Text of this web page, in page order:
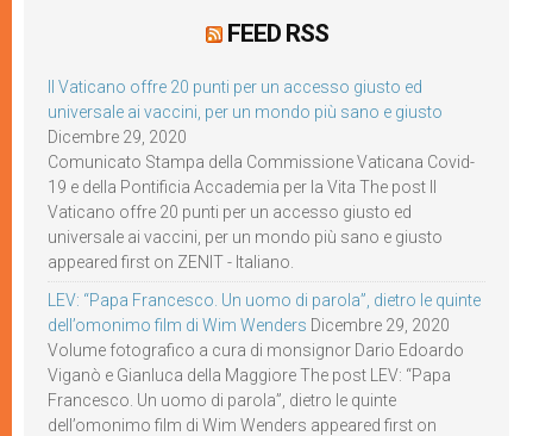
FEED RSS
Il Vaticano offre 20 punti per un accesso giusto ed
universale ai vaccini, per un mondo più sano e giusto
Dicembre 29, 2020
Comunicato Stampa della Commissione Vaticana Covid-
19 e della Pontificia Accademia per la Vita The post Il
Vaticano offre 20 punti per un accesso giusto ed
universale ai vaccini, per un mondo più sano e giusto
appeared first on ZENIT - Italiano.
LEV: “Papa Francesco. Un uomo di parola”, dietro le quinte
dell’omonimo film di Wim Wenders Dicembre 29, 2020
Volume fotografico a cura di monsignor Dario Edoardo
Viganò e Gianluca della Maggiore The post LEV: “Papa
Francesco. Un uomo di parola”, dietro le quinte
dell’omonimo film di Wim Wenders appeared first on